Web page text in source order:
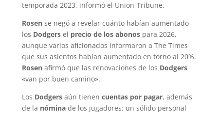
temporada 2023, informó el Union-Tribune.
Rosense negó a revelar cuánto habían aumentado
los Dodgersel precio de los abonospara 2026,
aunque varios aficionados informaron a The Times
que sus asientos habían aumentado en torno al 20%.
Rosenafirmó que las renovaciones de los Dodgers
«van por buen camino».
Los Dodgersaún tienen cuentas por pagar, además
de la nóminade los jugadores: un sólido personal